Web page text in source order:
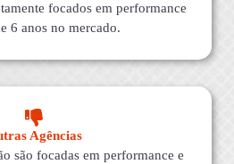
focados em performance
6 anos no mercado.
Agências
são focadas em performance e